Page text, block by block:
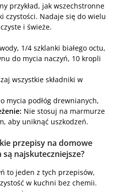
przykład, jak wszechstronne
czystości. Nadaje się do wielu
i świeże.
1/4 szklanki białego octu,
do mycia naczyń, 10 kropli
wszystkie składniki w
mycia podłóg drewnianych,
Nie stosuj na marmurze
aby uniknąć uszkodzeń.
przepisy na domowe
najskuteczniejsze?
to jeden z tych przepisów,
w kuchni bez chemii.